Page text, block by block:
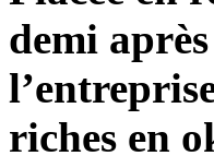
demi
riches en